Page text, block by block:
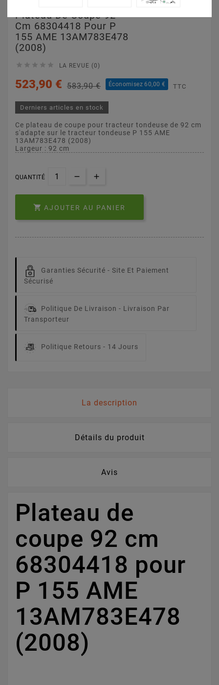
Plateau De Coupe 92
Cm 68304418 Pour P
155 AME 13AM783E478
(2008)
     LA REVUE (0)
523,90 € 583,90 € Économisez 60,00 € TTC
Derniers articles en stock
Ce plateau de coupe pour tracteur tondeuse de 92 cm
s'adapte sur le tracteur tondeuse P 155 AME
13AM783E478 (2008)
Largeur : 92 cm
QUANTITÉ
 AJOUTER AU PANIER
Garanties Sécurité - Site Et Paiement
Sécurisé
Politique De Livraison - Livraison Par
Transporteur
Politique Retours - 14 Jours
La description
Détails du produit
Avis
Plateau de
coupe 92 cm
68304418 pour
P 155 AME
13AM783E478
(2008)